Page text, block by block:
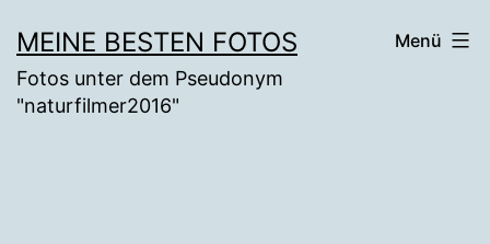
Inhalt
springen
MEINE BESTEN FOTOS
Fotos unter dem Pseudonym
"naturfilmer2016"
Menü